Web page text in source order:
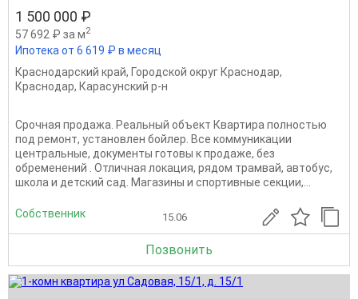
1 500 000 ₽
57 692 ₽ за м2
Ипотека от 6 619 ₽ в месяц
Краснодарский край, Городской округ Краснодар,
Краснодар, Карасунский р-н
Срочная продажа. Реальный объект Квартира полностью
под ремонт, установлен бойлер. Все коммуникации
центральные, документы готовы к продаже, без
обременений . Отличная локация, рядом трамвай, автобус,
школа и детский сад. Магазины и спортивные секции,...
Собственник 15.06
Позвонить